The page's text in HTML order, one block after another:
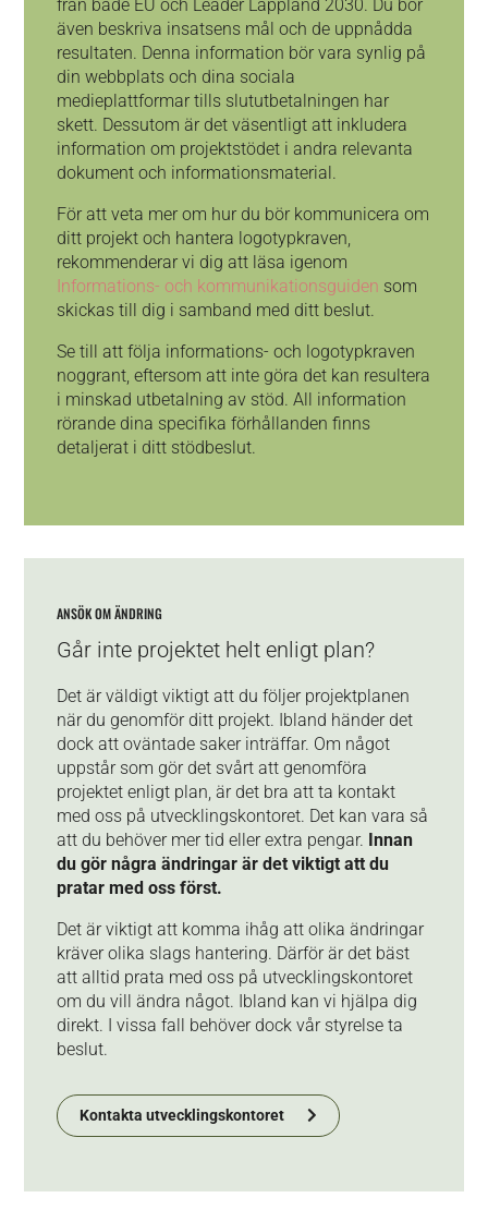
från både EU och Leader Lappland 2030. Du bör
även beskriva insatsens mål och de uppnådda
resultaten. Denna information bör vara synlig på
din webbplats och dina sociala
medieplattformar tills slututbetalningen har
skett. Dessutom är det väsentligt att inkludera
information om projektstödet i andra relevanta
dokument och informationsmaterial.
För att veta mer om hur du bör kommunicera om
ditt projekt och hantera logotypkraven,
rekommenderar vi dig att läsa igenom
Informations- och kommunikationsguiden som
skickas till dig i samband med ditt beslut.
Se till att följa informations- och logotypkraven
noggrant, eftersom att inte göra det kan resultera
i minskad utbetalning av stöd. All information
rörande dina specifika förhållanden finns
detaljerat i ditt stödbeslut.
ANSÖK OM ÄNDRING
Går inte projektet helt enligt plan?
Det är väldigt viktigt att du följer projektplanen
när du genomför ditt projekt. Ibland händer det
dock att oväntade saker inträffar. Om något
uppstår som gör det svårt att genomföra
projektet enligt plan, är det bra att ta kontakt
med oss på utvecklingskontoret. Det kan vara så
att du behöver mer tid eller extra pengar. Innan
du gör några ändringar är det viktigt att du
pratar med oss först.
Det är viktigt att komma ihåg att olika ändringar
kräver olika slags hantering. Därför är det bäst
att alltid prata med oss på utvecklingskontoret
om du vill ändra något. Ibland kan vi hjälpa dig
direkt. I vissa fall behöver dock vår styrelse ta
beslut.
Kontakta utvecklingskontoret